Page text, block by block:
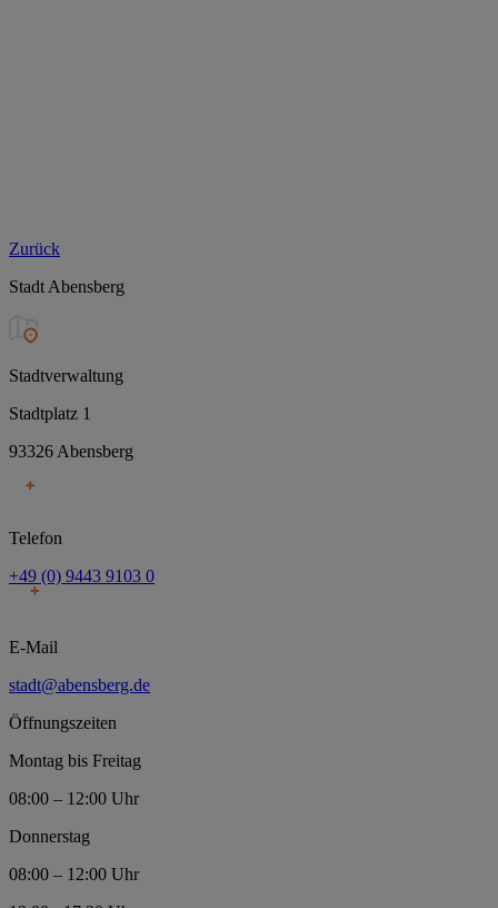
Zurück
Stadt Abensberg
Stadtverwaltung
Stadtplatz 1
93326 Abensberg
Telefon
+49 (0) 9443 9103 0
E-Mail
stadt@abensberg.de
Öffnungszeiten
Montag bis Freitag
08:00 – 12:00 Uhr
Donnerstag
08:00 – 12:00 Uhr